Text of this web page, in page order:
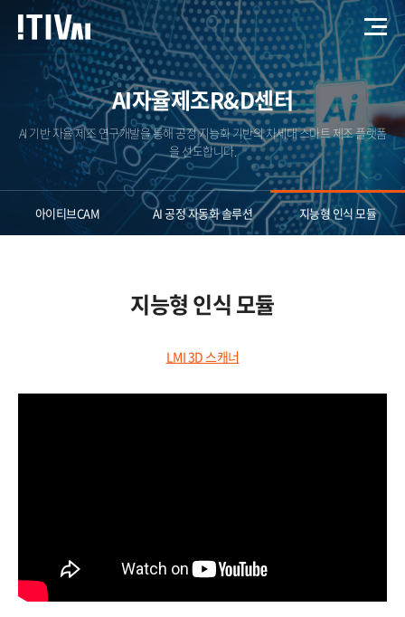
AI자율제조R&D센터
AI 기반 자율 제조 연구개발을 통해 공정 지능화 기반의 차세대 스마트 제조 플랫폼
을 선도합니다.
아이티브CAM​ AI 공정 자동화 솔루션​ 지능형 ​인식 모듈
지능형 인식 모듈
LMI 3D 스캐너​